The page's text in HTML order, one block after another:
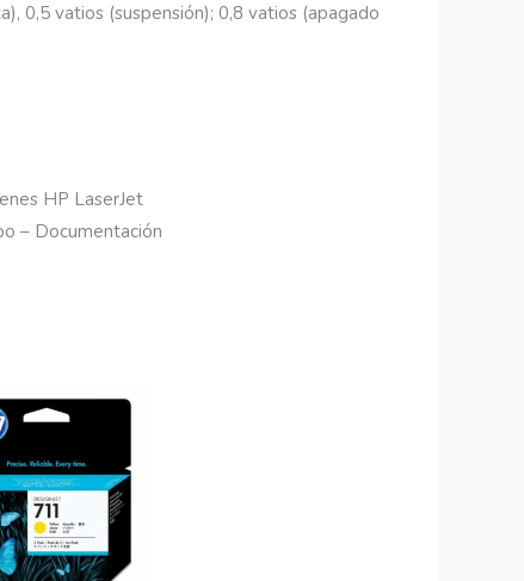
0,5 vatios (suspensión); 0,8 vatios (apagado
HP LaserJet
– Documentación